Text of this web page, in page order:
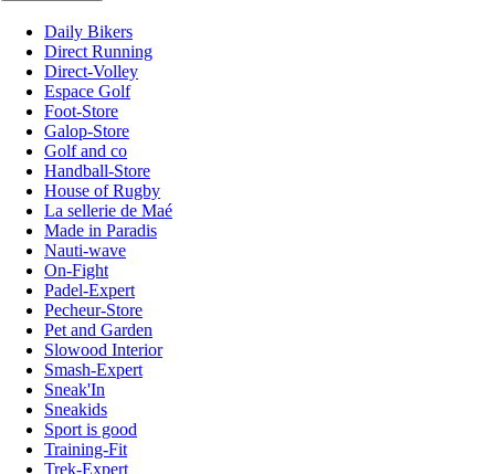
Daily Bikers
Direct Running
Direct-Volley
Espace Golf
Foot-Store
Galop-Store
Golf and co
Handball-Store
House of Rugby
La sellerie de Maé
Made in Paradis
Nauti-wave
On-Fight
Padel-Expert
Pecheur-Store
Pet and Garden
Slowood Interior
Smash-Expert
Sneak'In
Sneakids
Sport is good
Training-Fit
Trek-Expert